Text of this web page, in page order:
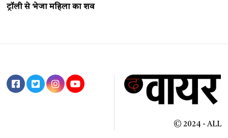
ट्रॉली से भेजा महिला का शव
© 2024 - ALL